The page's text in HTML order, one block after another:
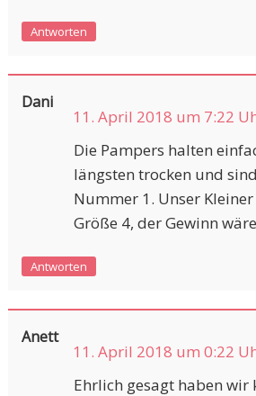
Antworten
Dani
11. April 2018 um 7:22
Die Pampers halten
längsten trocken und
Nummer 1. Unser
Größe 4, der Gewinn
Antworten
Anett
11. April 2018 um 0:22
Ehrlich gesagt haben wir